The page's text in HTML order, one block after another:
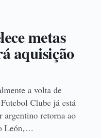
metas
aquisição
a volta de
Clube já está
retorna ao
León,…